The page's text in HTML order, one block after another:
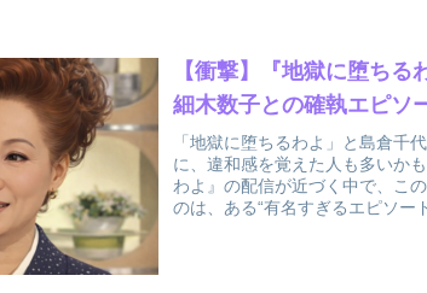
【衝撃】『地獄に堕ちる
細木数子との確執エピソ
「地獄に堕ちるわよ」と島倉
に、違和感を覚えた人も多いか
わよ』の配信が近づく中で、こ
のは、ある“有名すぎるエピソー